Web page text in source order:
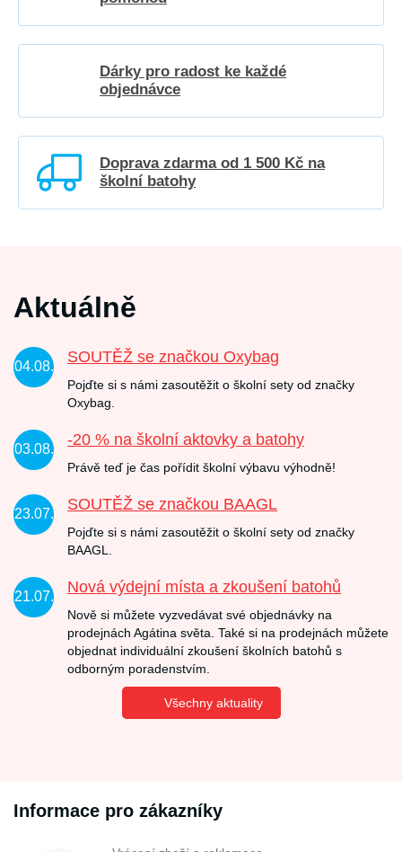
Dárky pro radost ke každé
objednávce
Doprava zdarma od 1 500 Kč na
školní batohy
Aktuálně
04.08.
SOUTĚŽ se značkou Oxybag
Pojďte si s námi zasoutěžit o školní sety od značky
Oxybag.
03.08.
-20 % na školní aktovky a batohy
Právě teď je čas pořídit školní výbavu výhodně!
23.07.
SOUTĚŽ se značkou BAAGL
Pojďte si s námi zasoutěžit o školní sety od značky
BAAGL.
21.07.
Nová výdejní místa a zkoušení batohů
Nově si můžete vyzvedávat své objednávky na
prodejnách Agátina světa. Také si na prodejnách můžete
objednat individuální zkoušení školních batohů s
odborným poradenstvím.
Všechny aktuality
Informace pro zákazníky